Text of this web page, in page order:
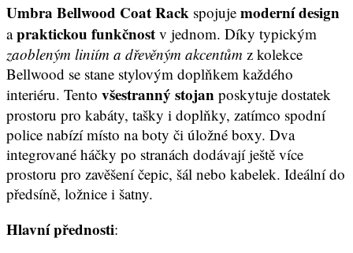
Umbra Bellwood Coat Rack spojuje moderní design
apraktickou funkčnost v jednom. Díky typickým
zaobleným liniím a dřevěným akcentům z kolekce
Bellwood se stane stylovým doplňkem každého
interiéru. Tento všestranný stojan poskytuje dostatek
prostoru pro kabáty, tašky i doplňky, zatímco spodní
police nabízí místo na boty či úložné boxy. Dva
integrované háčky po stranách dodávají ještě více
prostoru pro zavěšení čepic, šál nebo kabelek. Ideální do
předsíně, ložnice i šatny.
Hlavní přednosti: